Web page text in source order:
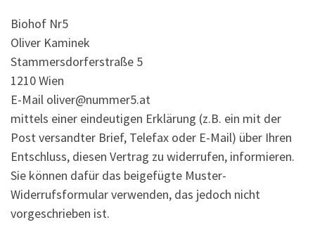
Biohof Nr5
Oliver Kaminek
Stammersdorferstraße 5
1210 Wien
E-Mail oliver@nummer5.at
mittels einer eindeutigen Erklärung (z.B. ein mit der
Post versandter Brief, Telefax oder E-Mail) über Ihren
Entschluss, diesen Vertrag zu widerrufen, informieren.
Sie können dafür das beigefügte Muster-
Widerrufsformular verwenden, das jedoch nicht
vorgeschrieben ist.